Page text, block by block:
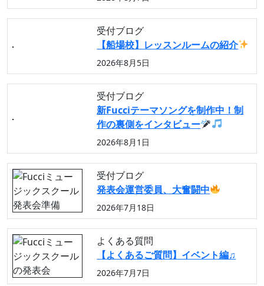
受付ブログ
【船場校】レッスンルームの紹介
2026年8月5日
受付ブログ
新Fucciテーマソングを制作中！制
作の裏側をインタビュー
2026年8月1日
受付ブログ
発表会運営委員、大奮闘中
2026年7月18日
よくある質問
【よくあるご質問】イベント編♫
2026年7月7日